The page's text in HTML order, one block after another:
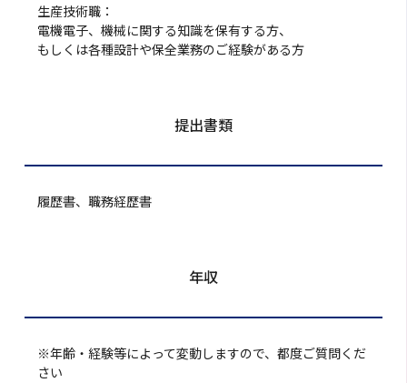
生産技術職：
電機電子、機械に関する知識を保有する方、
もしくは各種設計や保全業務のご経験がある方
提出書類
履歴書、職務経歴書
年収
※年齢・経験等によって変動しますので、都度ご質問くだ
さい